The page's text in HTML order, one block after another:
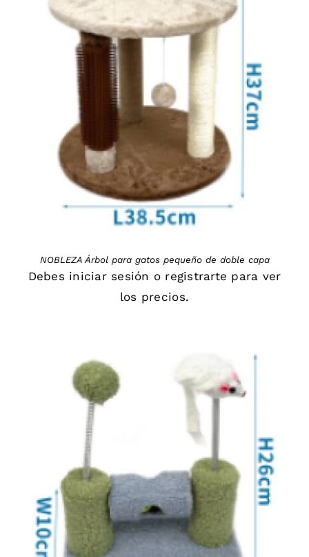
DETAILS
NOBLEZA Árbol para gatos pequeño de doble capa
Debes iniciar sesión o registrarte para ver
los precios.
DETAILS